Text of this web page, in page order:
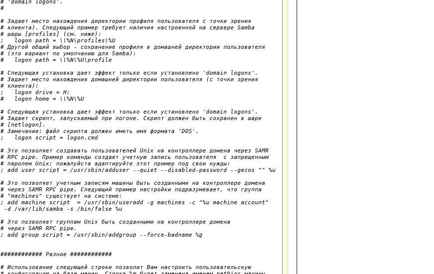
# 'domain logons'.
# Задает место нахождения директории профиля пользователя с точки зрения
# клиента). Следующий пример требует наличия настроенной на сервере Samba
# шары [profiles] (см. ниже):
;   logon path = \\%N\profiles\%U
# Другой общий выбор - сохранение профиля в домашней директории пользователя
# (это вариант по умолчанию для Samba):
# Следующая установка дает эффект только если установлено 'domain logons'.
# Задает место нахождения домашней директории пользователя (с точки зрения
# клиента):
;   logon drive = H:
# Следующая установка дает эффект только если установлено 'domain logons'.
# Задает скрипт, запускаемый при логоне. Скрипт должен быть сохранен в шаре
# [netlogon].
# Замечание: файл скрипта должен иметь имя формата 'DOS'.
# Это позволяет создавать пользователей Unix на контроллере домена через SAMR
# RPC pipe. Пример команды создает учетную запись пользователя  с запрещенным
# паролем Unix; пожалуйста адаптируйте этот пример под свои нужды:
# Это позволяет учетным записям машины быть созданными на контроллере домена
# через SAMR RPC pipe. Следующий пример настройки подразумевает, что группа
# "machines" существует на системе:
; add machine script  = /usr/sbin/useradd -g machines -c "%u machine account"
# Это позволяет группам Unix быть созданными на контроллере домена
# через SAMR RPC pipe.
# Использование следующей строки позволит Вам настроить пользовательскую